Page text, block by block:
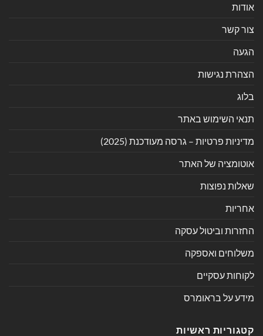
אודות
צור קשר
הגעה
הצהרת נגישות
בלוג
תנאי השימוש באתר
מדיניות פרטיות – גרסה מעודכנת (2025)
אוטומציה של האתר
שאלות נפוצות
אחריות
החזרות וביטול עסקה
משלוחים ואספקה
לקוחות עסקיים
מידע על בראומרס
קטגוריות ראשיות